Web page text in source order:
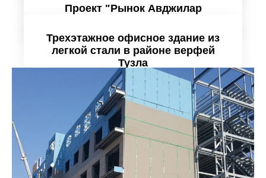
Проанализируйте подробно
Проект "Рынок Авджилар
Проанализируйте подробно
Трехэтажное офисное здание из
легкой стали в районе верфей
Тузла
Проанализируйте подробно